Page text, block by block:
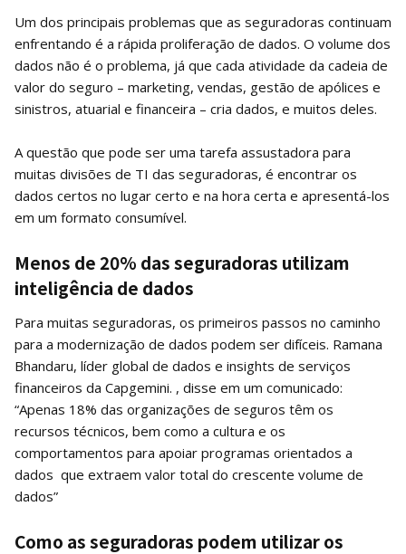
Um dos principais problemas que as seguradoras continuam
enfrentando é a rápida proliferação de dados. O volume dos
dados não é o problema, já que cada atividade da cadeia de
valor do seguro – marketing, vendas, gestão de apólices e
sinistros, atuarial e financeira – cria dados, e muitos deles.
A questão que pode ser uma tarefa assustadora para
muitas divisões de TI das seguradoras, é encontrar os
dados certos no lugar certo e na hora certa e apresentá-los
em um formato consumível.
Menos de 20% das seguradoras utilizam
inteligência de dados
Para muitas seguradoras, os primeiros passos no caminho
para a modernização de dados podem ser difíceis. Ramana
Bhandaru, líder global de dados e insights de serviços
financeiros da Capgemini. , disse em um comunicado:
“Apenas 18% das organizações de seguros têm os
recursos técnicos, bem como a cultura e os
comportamentos para apoiar programas orientados a
dados que extraem valor total do crescente volume de
dados”
Como as seguradoras podem utilizar os